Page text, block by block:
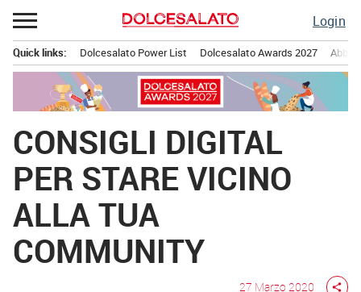
Passa
al
contenuto
Login
principale
Quick links: Dolcesalato Power List Dolcesalato Awards 2027
CONSIGLI DIGITAL
PER STARE VICINO
ALLA TUA
COMMUNITY
27 Marzo 2020 share